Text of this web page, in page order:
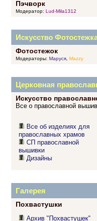
Пэчворк
Модератор: Lud-Mila1312
Искусство
Фотостежок
Модераторы: Маруся, Mazzy
Церковная
Искусство
Все о православной
Все об изделиях для
православных храмов
СП православной
вышивки
Дизайны
Галерея
Похвастушки
Архив "Похвастушек"